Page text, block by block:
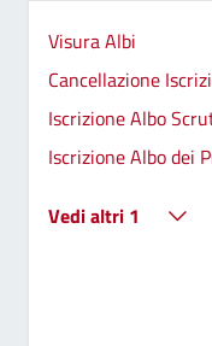
Visura Albi
Cancellazione
Iscrizione Albo
Iscrizione Albo dei
Vedi altri 1